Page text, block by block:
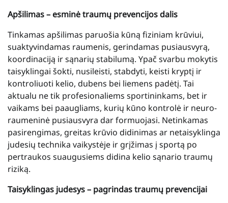
Apšilimas – esminė traumų prevencijos dalis
Tinkamas apšilimas paruošia kūną fiziniam krūviui,
suaktyvindamas raumenis, gerindamas pusiausvyrą,
koordinaciją ir sąnarių stabilumą. Ypač svarbu mokytis
taisyklingai šokti, nusileisti, stabdyti, keisti kryptį ir
kontroliuoti kelio, dubens bei liemens padėtį. Tai
aktualu ne tik profesionaliems sportininkams, bet ir
vaikams bei paaugliams, kurių kūno kontrolė ir neuro-
raumeninė pusiausvyra dar formuojasi. Netinkamas
pasirengimas, greitas krūvio didinimas ar netaisyklinga
judesių technika vaikystėje ir grįžimas į sportą po
pertraukos suaugusiems didina kelio sąnario traumų
riziką.
Taisyklingas judesys – pagrindas traumų prevencijai